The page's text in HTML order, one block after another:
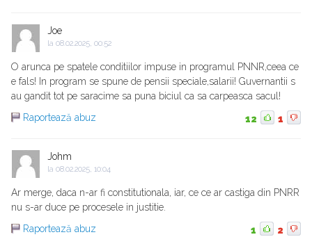
Joe
la 08.02.2025, 00:52
O arunca pe spatele conditiilor impuse in programul PNNR,ceea ce
e fals! In program se spune de pensii speciale,salarii! Guvernantii s
au gandit tot pe saracime sa puna biciul ca sa carpeasca sacul!
Raportează abuz
12 1
Johm
la 08.02.2025, 10:04
Ar merge, daca n-ar fi constitutionala, iar, ce ce ar castiga din PNRR
nu s-ar duce pe procesele in justitie.
Raportează abuz
1 2